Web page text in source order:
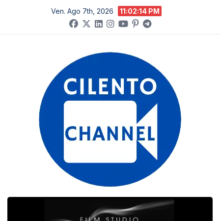
contenuto
Ven. Ago 7th, 2026 11:02:15 PM